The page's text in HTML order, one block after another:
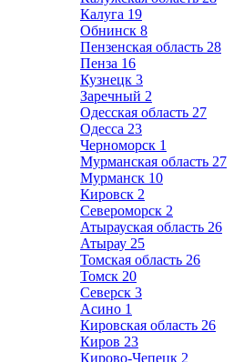
Калуга 19
Обнинск 8
Пензенская область 28
Пенза 16
Кузнецк 3
Заречный 2
Одесская область 27
Одесса 23
Черноморск 1
Мурманская область 27
Мурманск 10
Кировск 2
Североморск 2
Атырауская область 26
Атырау 25
Томская область 26
Томск 20
Северск 3
Асино 1
Кировская область 26
Киров 23
Кирово-Чепецк 2